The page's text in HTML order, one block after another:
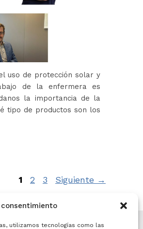
utilizamos tecnologías como las
uso de protección solar y
de la enfermera es
la importancia de la
tipo de productos son los
Página
1 Página
2 Página
3 Siguiente →